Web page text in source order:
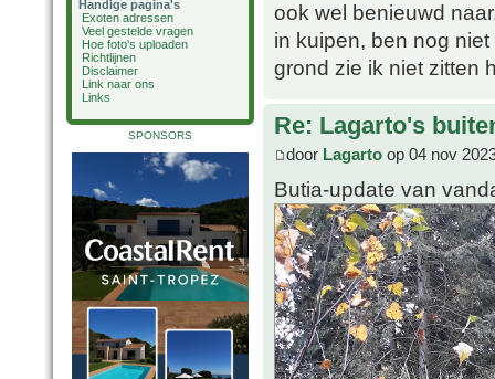
Handige pagina's
Exoten adressen
Veel gestelde vragen
Hoe foto's uploaden
Richtlijnen
Disclaimer
Link naar ons
Links
SPONSORS
ook wel benieuwd
in kuipen, ben nog
grond zie ik niet zitten
Re: Lagarto's
door Lagarto op 04 nov
Butia-update van